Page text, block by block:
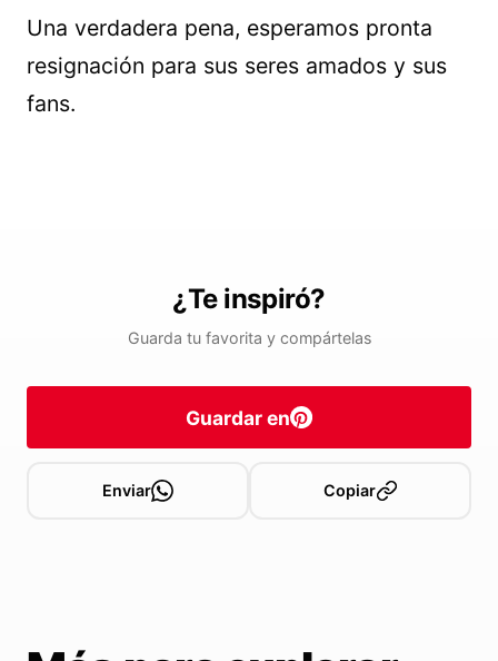
Una verdadera pena, esperamos pronta
resignación para sus seres amados y sus
fans.
¿Te inspiró?
Guarda tu favorita y compártelas
Guardar en
Enviar Copiar